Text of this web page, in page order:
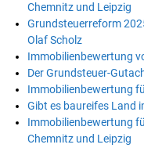
Chemnitz und Leipzig
Grundsteuerreform
Olaf Scholz
Immobilienbewertung
Der Grundsteuer-
Immobilienbewertung
Gibt es baureifes Land
Immobilienbewertung
Chemnitz und Leipzig